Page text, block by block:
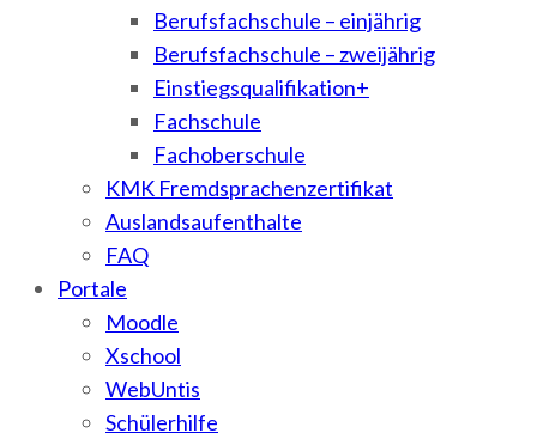
Berufsfachschule – einjährig
Berufsfachschule – zweijährig
Einstiegsqualifikation+
Fachschule
Fachoberschule
KMK Fremdsprachenzertifikat
Auslandsaufenthalte
FAQ
Portale
Moodle
Xschool
WebUntis
Schülerhilfe